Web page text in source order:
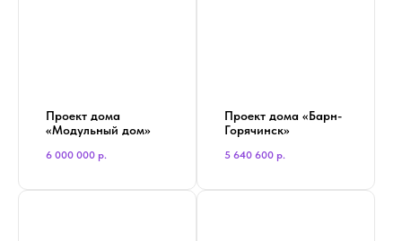
Проект дома
«Модульный дом»
6 000 000 р.
Проект дома «Барн-
Горячинск»
5 640 600 р.